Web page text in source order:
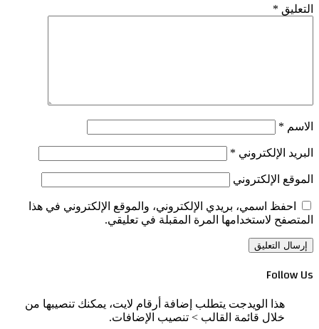
التعليق *
الاسم *
البريد الإلكتروني *
الموقع الإلكتروني
احفظ اسمي، بريدي الإلكتروني، والموقع الإلكتروني في هذا
المتصفح لاستخدامها المرة المقبلة في تعليقي.
Follow Us
هذا الويدجت يتطلب إضافة أرقام لايت، يمكنك تنصيبها من
خلال قائمة القالب > تنصيب الإضافات.